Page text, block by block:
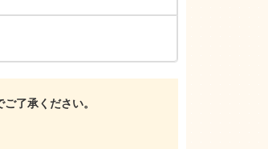
了承ください。